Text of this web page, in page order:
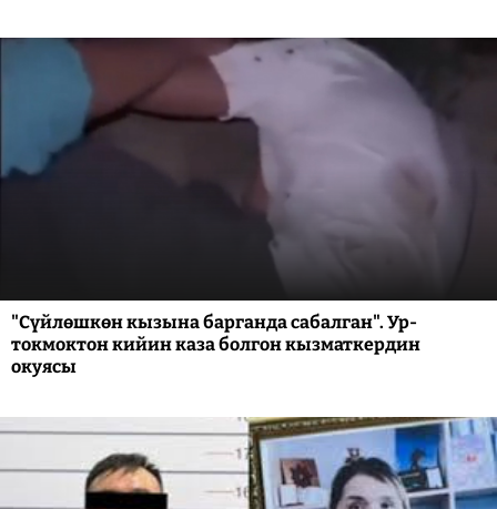
"Сүйлөшкөн кызына барганда сабалган". Ур-
токмоктон кийин каза болгон кызматкердин
окуясы